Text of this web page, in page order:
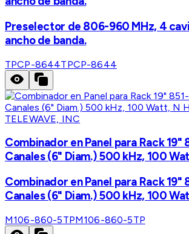
Preselector de 806-960 MHz, 4
ancho de banda.
TPCP-8644TPCP-8644
TELEWAVE, INC
Combinador en Panel para Rack 19"
Canales (6" Diam.) 500 kHz, 100
Combinador en Panel para Rack 19"
Canales (6" Diam.) 500 kHz, 100
M106-860-5TPM106-860-5TP